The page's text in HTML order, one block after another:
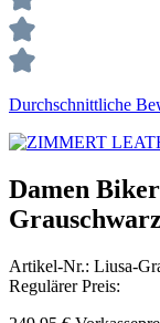
Durchschnittliche
Damen
Grauschwarz
Artikel-Nr.: Liusa-
Regulärer Preis: